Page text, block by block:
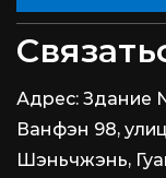
Адрес: Здание
Ванфэн 98,
Шэньчжэнь,